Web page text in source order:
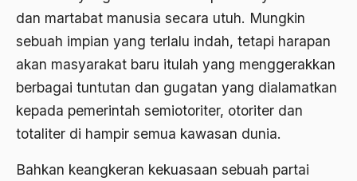
dan martabat manusia secara utuh. Mungkin
sebuah impian yang terlalu indah, tetapi harapan
akan masyarakat baru itulah yang menggerakkan
berbagai tuntutan dan gugatan yang dialamatkan
kepada pemerintah semiotoriter, otoriter dan
totaliter di hampir semua kawasan dunia.
Bahkan keangkeran kekuasaan sebuah partai
1971
Agama Asli
Agama Asli Indonesia
Agama dan Negara
Agama dan Pemerintah
Agama dan Politik